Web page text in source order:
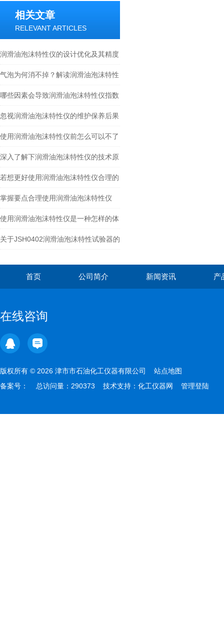
相关文章
RELEVANT ARTICLES
润滑油泡沫特性仪的设计优化及其精度
提升策略
气泡为何消不掉？解读润滑油泡沫特性
仪测试中的扩散泵与流量计校准
哪些因素会导致润滑油泡沫特性仪指数
偏高？
忽视润滑油泡沫特性仪的维护保养后果
很严重
使用润滑油泡沫特性仪前怎么可以不了
解这些
深入了解下润滑油泡沫特性仪的技术原
理
若想更好使用润滑油泡沫特性仪合理的
保养方法很重要
掌握要点合理使用润滑油泡沫特性仪
使用润滑油泡沫特性仪是一种怎样的体
验？
关于JSH0402润滑油泡沫特性试验器的
首页 公司简介 新闻资讯 产
在线咨询
版权所有 © 2026 津市市石油化工仪器有限公司 站点地图
备案号：
总访问量：290373 技术支持： 化工仪器网 管理登陆